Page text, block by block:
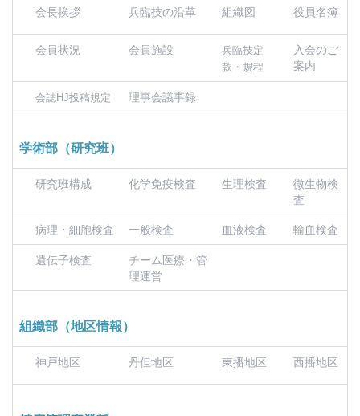
会長挨拶 兵臨技の沿革 組織図 役員名簿
会員状況 会員施設
兵臨技定
款・規程
入会のご
案内
会誌HJ投稿規定 理事会議事録
学術部（研究班）
研究班構成 化学免疫検査 生理検査
微生物検
査
病理・細胞検査
一般検査 血液検査
輸血検査
遺伝子検査
チーム医療・管
理運営
組織部（地区情報）
神戸地区 丹但地区 東播地区 西播地区